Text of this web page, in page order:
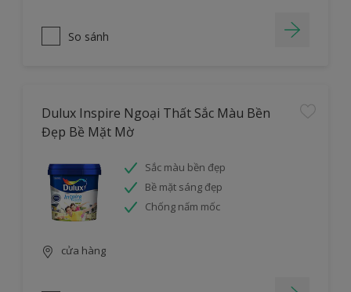
So sánh
Dulux Inspire Ngoại Thất Sắc Màu Bền
Đẹp Bề Mặt Mờ
Sắc màu bền đẹp
Bề mặt sáng đẹp
Chống nấm mốc
cửa hàng